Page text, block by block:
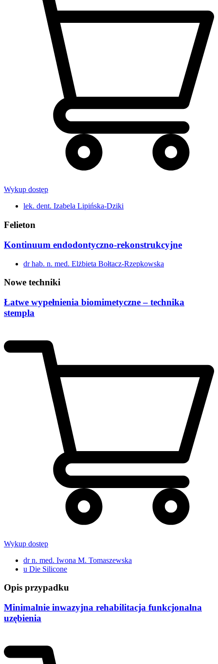
Wykup dostęp
lek. dent. Izabela Lipińska-Dziki
Felieton
Kontinuum endodontyczno-rekonstrukcyjne
dr hab. n. med. Elżbieta Bołtacz-Rzepkowska
Nowe techniki
Łatwe wypełnienia biomimetyczne – technika
stempla
Wykup dostęp
dr n. med. Iwona M. Tomaszewska
u Die Silicone
Opis przypadku
Minimalnie inwazyjna rehabilitacja funkcjonalna
uzębienia